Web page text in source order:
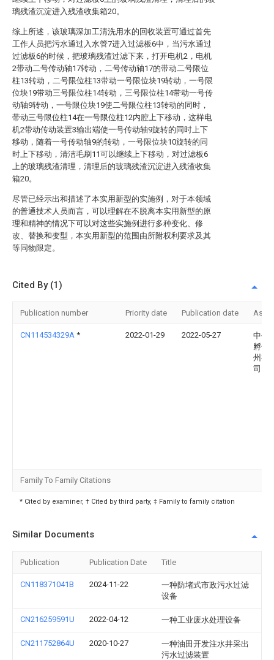
璃残渣沉淀进入残渣收集箱20。
综上所述，该玻璃深加工清洗用水的回收装置可通过首先
工作人员把污水通过入水管7进入过滤板6中，当污水通过
过滤板6的时候，把玻璃残渣过滤下来，打开电机2，电机
2带动二号传动轴17转动，二号传动轴17的带动二号限位
柱13转动，二号限位柱13带动一号限位块19转动，一号限
位块19带动三号限位柱14转动，三号限位柱14带动一号传
动轴9转动，一号限位块19使二号限位柱13转动的同时，
带动三号限位柱14在一号限位柱12内腔上下移动，这样电
机2带动传动装置3输出端使一号传动轴9旋转的同时上下
移动，随着一号传动轴9的转动，一号限位块10旋转的同
时上下移动，清洁毛刷11可以继续上下移动，对过滤板6
上的玻璃残渣清理，清理后的玻璃残渣沉淀进入残渣收集
箱20。
尽管已经示出和描述了本实用新型的实施例，对于本领域
的普通技术人员而言，可以理解在不脱离本实用新型的原
理和精神的情况下可以对这些实施例进行多种变化、修
改、替换和变型，本实用新型的范围由所附权利要求及其
等同物限定。
Cited By (1)
Publication number Priority date Publication date
CN114534329A * 2022-01-29 2022-05-27
中创
孵化
州有
司
Family To Family Citations
* Cited by examiner, † Cited by third party, ‡ Family to family citation
Similar Documents
Publication Publication Date Title
CN118371041B 2024-11-22
一种防堵式市政污水过滤
设备
CN216259591U 2022-04-12 一种工业废水处理设备
CN211752864U 2020-10-27
一种油田开发注水井采出
污水过滤装置